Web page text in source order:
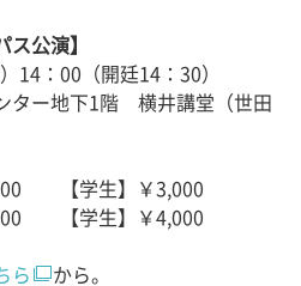
公演】
14：00（開廷14：30）
ター地下1階 横井講堂（世田
【学生】￥3,000
【学生】￥4,000
ら
から。